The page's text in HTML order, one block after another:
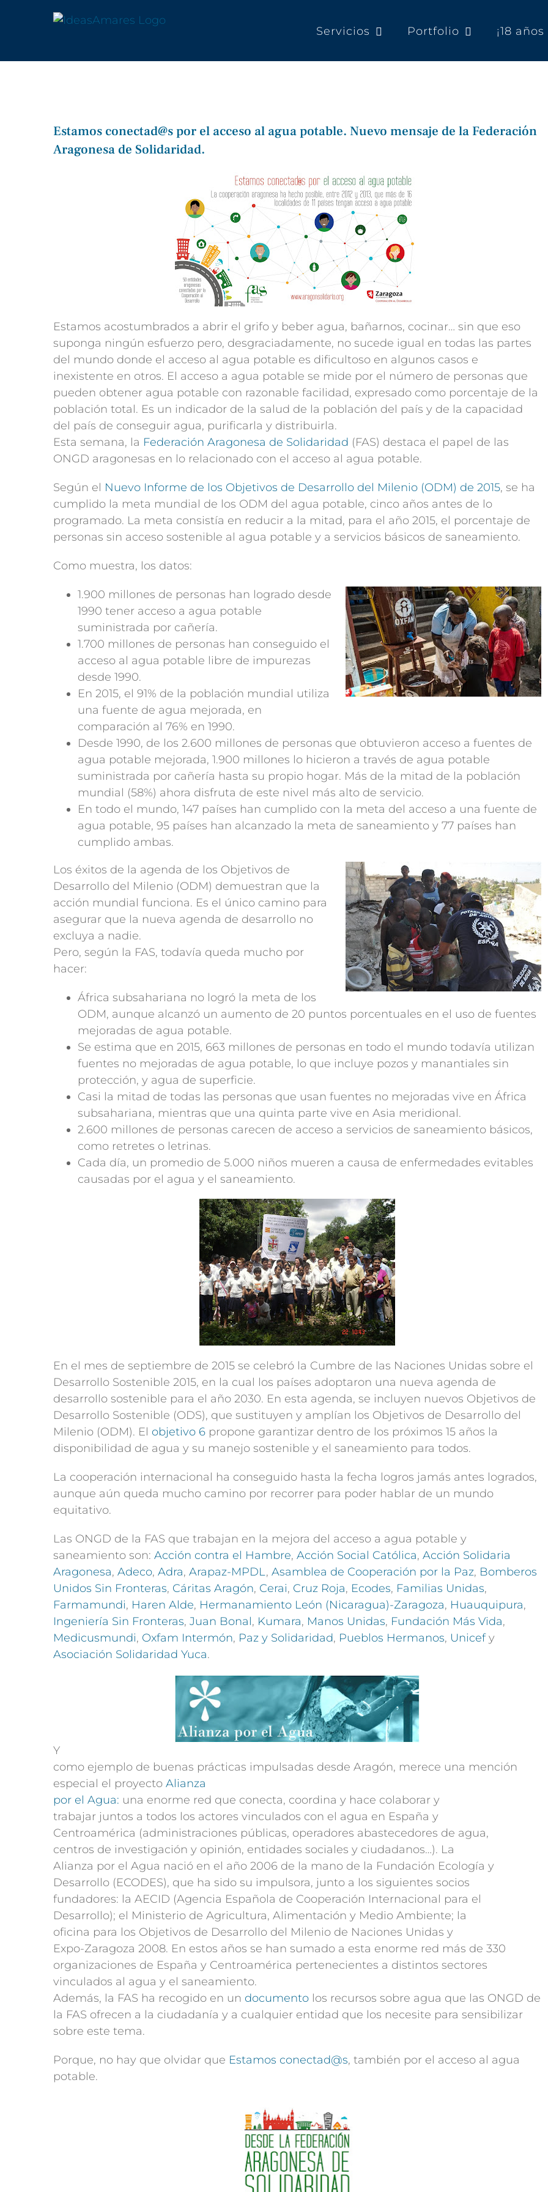
Servicios Portfolio ¡18
Estamos conectad@s por el acceso al agua potable. Nuevo mensaje de la Federación
Aragonesa de Solidaridad.
Estamos acostumbrados a abrir el grifo y beber agua, bañarnos, cocinar… sin que eso
suponga ningún esfuerzo pero, desgraciadamente, no sucede igual en todas las partes
del mundo donde el acceso al agua potable es dificultoso en algunos casos e
inexistente en otros. El acceso a agua potable se mide por el número de personas que
pueden obtener agua potable con razonable facilidad, expresado como porcentaje de la
población total. Es un indicador de la salud de la población del país y de la capacidad
del país de conseguir agua, purificarla y distribuirla.
Esta semana, la Federación Aragonesa de Solidaridad (FAS) destaca el papel de las
ONGD aragonesas en lo relacionado con el acceso al agua potable.
Según el Nuevo Informe de los Objetivos de Desarrollo del Milenio (ODM) de 2015, se ha
cumplido la meta mundial de los ODM del agua potable, cinco años antes de lo
programado. La meta consistía en reducir a la mitad, para el año 2015, el porcentaje de
personas sin acceso sostenible al agua potable y a servicios básicos de saneamiento.
Como muestra, los datos:
1.900 millones de personas han logrado desde
1990 tener acceso a agua potable
suministrada por cañería.
1.700 millones de personas han conseguido el
acceso al agua potable libre de impurezas
desde 1990.
En 2015, el 91% de la población mundial utiliza
una fuente de agua mejorada, en
comparación al 76% en 1990.
Desde 1990, de los 2.600 millones de personas que obtuvieron acceso a fuentes de
agua potable mejorada, 1.900 millones lo hicieron a través de agua potable
suministrada por cañería hasta su propio hogar. Más de la mitad de la población
mundial (58%) ahora disfruta de este nivel más alto de servicio.
En todo el mundo, 147 países han cumplido con la meta del acceso a una fuente de
agua potable, 95 países han alcanzado la meta de saneamiento y 77 países han
cumplido ambas.
Los éxitos de la agenda de los Objetivos de
Desarrollo del Milenio (ODM) demuestran que la
acción mundial funciona. Es el único camino para
asegurar que la nueva agenda de desarrollo no
excluya a nadie.
Pero, según la FAS, todavía queda mucho por
hacer:
África subsahariana no logró la meta de los
ODM, aunque alcanzó un aumento de 20 puntos porcentuales en el uso de fuentes
mejoradas de agua potable.
Se estima que en 2015, 663 millones de personas en todo el mundo todavía utilizan
fuentes no mejoradas de agua potable, lo que incluye pozos y manantiales sin
protección, y agua de superficie.
Casi la mitad de todas las personas que usan fuentes no mejoradas vive en África
subsahariana, mientras que una quinta parte vive en Asia meridional.
2.600 millones de personas carecen de acceso a servicios de saneamiento básicos,
como retretes o letrinas.
Cada día, un promedio de 5.000 niños mueren a causa de enfermedades evitables
causadas por el agua y el saneamiento.
En el mes de septiembre de 2015 se celebró la Cumbre de las Naciones Unidas sobre el
Desarrollo Sostenible 2015, en la cual los países adoptaron una nueva agenda de
desarrollo sostenible para el año 2030. En esta agenda, se incluyen nuevos Objetivos de
Desarrollo Sostenible (ODS), que sustituyen y amplían los Objetivos de Desarrollo del
Milenio (ODM). El objetivo 6 propone garantizar dentro de los próximos 15 años la
disponibilidad de agua y su manejo sostenible y el saneamiento para todos.
La cooperación internacional ha conseguido hasta la fecha logros jamás antes logrados,
aunque aún queda mucho camino por recorrer para poder hablar de un mundo
equitativo.
Las ONGD de la FAS que trabajan en la mejora del acceso a agua potable y
saneamiento son: Acción contra el Hambre, Acción Social Católica, Acción Solidaria
Aragonesa, Adeco, Adra, Arapaz-MPDL, Asamblea de Cooperación por la Paz, Bomberos
Unidos Sin Fronteras, Cáritas Aragón, Cerai, Cruz Roja, Ecodes, Familias Unidas,
Farmamundi, Haren Alde, Hermanamiento León (Nicaragua)-Zaragoza, Huauquipura,
Ingeniería Sin Fronteras, Juan Bonal, Kumara, Manos Unidas, Fundación Más Vida,
Medicusmundi, Oxfam Intermón, Paz y Solidaridad, Pueblos Hermanos, Unicefy
Asociación Solidaridad Yuca.
Y
como ejemplo de buenas prácticas impulsadas desde Aragón, merece una mención
especial el proyecto Alianza
por el Agua: una enorme red que conecta, coordina y hace colaborar y
trabajar juntos a todos los actores vinculados con el agua en España y
Centroamérica (administraciones públicas, operadores abastecedores de agua,
centros de investigación y opinión, entidades sociales y ciudadanos…). La
Alianza por el Agua nació en el año 2006 de la mano de la Fundación Ecología y
Desarrollo (ECODES), que ha sido su impulsora, junto a los siguientes socios
fundadores: la AECID (Agencia Española de Cooperación Internacional para el
Desarrollo); el Ministerio de Agricultura, Alimentación y Medio Ambiente; la
oficina para los Objetivos de Desarrollo del Milenio de Naciones Unidas y
Expo-Zaragoza 2008. En estos años se han sumado a esta enorme red más de 330
organizaciones de España y Centroamérica pertenecientes a distintos sectores
vinculados al agua y el saneamiento.
Además, la FAS ha recogido en un documento los recursos sobre agua que las ONGD de
la FAS ofrecen a la ciudadanía y a cualquier entidad que los necesite para sensibilizar
sobre este tema.
Porque, no hay que olvidar que Estamos conectad@s, también por el acceso al agua
potable.